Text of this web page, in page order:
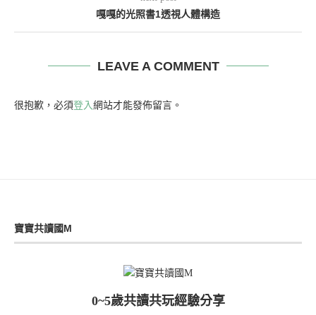
嘎嘎的光照書1透視人體構造
LEAVE A COMMENT
很抱歉，必須登入 網站才能發佈留言。
寶寶共讀國M
0~5歲共讀共玩經驗分享